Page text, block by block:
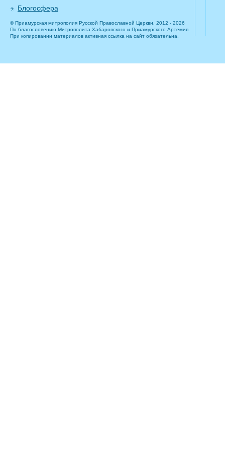
Блогосфера
© Приамурская митрополия Русской Православной Церкви, 2012 - 2026
По благословению Митрополита Хабаровского и Приамурского Артемия.
При копировании материалов активная ссылка на сайт обязательна.